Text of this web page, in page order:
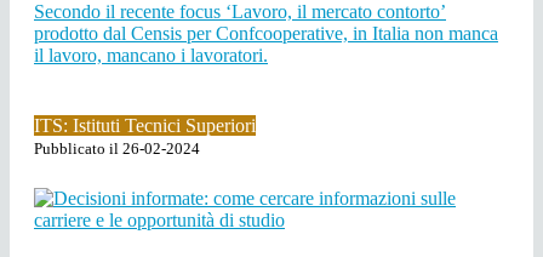
Secondo il recente focus ‘Lavoro, il mercato contorto’
prodotto dal Censis per Confcooperative, in Italia non manca
il lavoro, mancano i lavoratori.
ITS: Istituti Tecnici Superiori
Pubblicato il 26-02-2024